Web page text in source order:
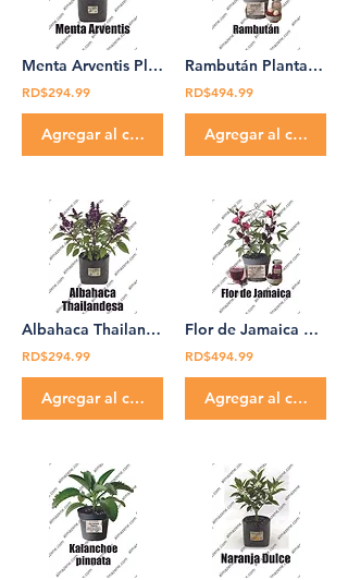
Menta Arventis Planta Medicinal Don Pedro Pablo
RD$294.99
Agregar al carrito
Rambután Planta Medicinal Don Pedro Pablo Rambutan
RD$494.99
Agregar al carrito
Albahaca Thailandesa Planta Medicinal Don Pedro Pablo
RD$294.99
Agregar al carrito
Flor de Jamaica Planta Medicinal Don Pedro Pablo
RD$494.99
Agregar al carrito